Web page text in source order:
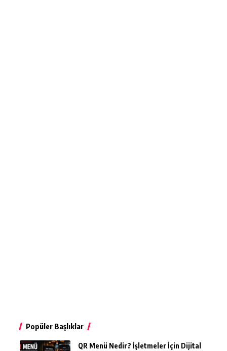
Popüler Başlıklar
QR Menü Nedir? İşletmeler İçin Dijital